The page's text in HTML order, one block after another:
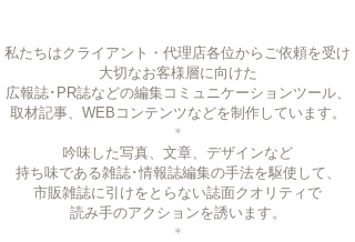
私たちはクライアント・代理店各位からご依頼を受け
大切なお客様層に向けた
広報誌･PR誌などの編集コミュニケーションツール、
取材記事、WEBコンテンツなどを制作しています。
＊
吟味した写真、文章、デザインなど
持ち味である雑誌･情報誌編集の手法を駆使して、
市販雑誌に引けをとらない誌面クオリティで
読み手のアクションを誘います。
＊